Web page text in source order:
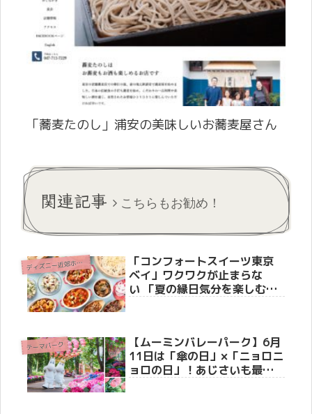
「蕎麦たのし」浦安の美味しいお蕎麦屋さん
関連記事 こちらもお勧め！
デ
ィズニー近郊ホテル
「コンフォートスイーツ東京
ベイ」ワクワクが止まらな
い 「夏の縁日気分を楽しむ、
テーマパーク
【ムーミンバレーパーク】6月
11日は「傘の日」×「ニョロニ
ョロの日」！あじさいも最盛